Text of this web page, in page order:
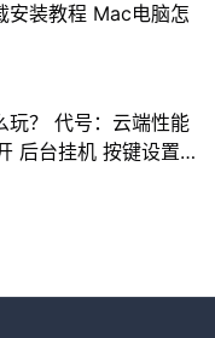
安装教程 Mac电脑怎
玩？ 代号：云端性能
后台挂机 按键设置